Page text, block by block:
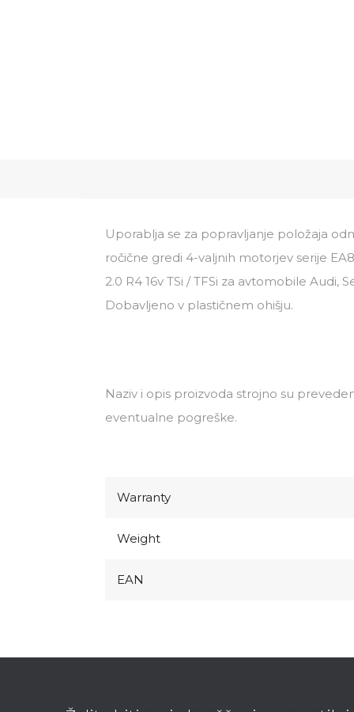
Uporablja se za popravljanje položaja
ročične gredi 4-valjnih motorjev serije
2.0 R4 16v TSi / TFSi za avtomobile Audi,
Dobavljeno v plastičnem ohišju.
Naziv i opis proizvoda strojno su
eventualne pogreške.
Warranty
Weight
EAN